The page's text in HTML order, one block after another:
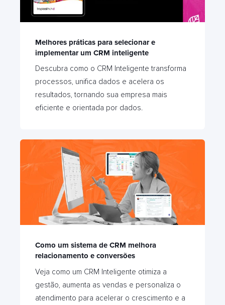
Melhores práticas para selecionar e
implementar um CRM inteligente
Descubra como o CRM Inteligente transforma
processos, unifica dados e acelera os
resultados, tornando sua empresa mais
eficiente e orientada por dados.
Como um sistema de CRM melhora
relacionamento e conversões
Veja como um CRM Inteligente otimiza a
gestão, aumenta as vendas e personaliza o
atendimento para acelerar o crescimento e a